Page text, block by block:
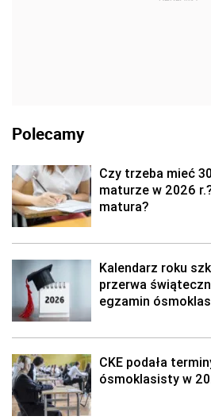
Polecamy
Czy trzeba mieć
maturze w 2026
matura?
Kalendarz roku
przerwa
egzamin
CKE podała
ósmoklasisty w